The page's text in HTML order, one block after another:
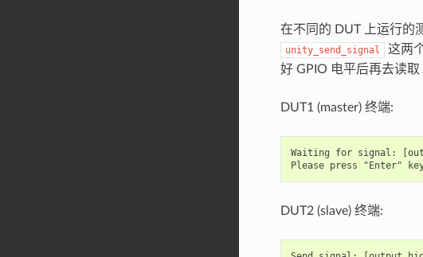
在不同的 DUT 上运行的
unity_send_signal
这两
好 GPIO 电平后再去读
DUT1 (master) 终端:
Waiting for signal:
DUT2 (slave) 终端: